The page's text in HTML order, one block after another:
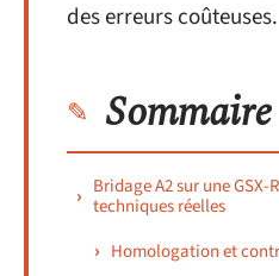
des erreurs coûteuses.
Sommaire
Bridage A2 sur une
techniques réelles
Homologation et